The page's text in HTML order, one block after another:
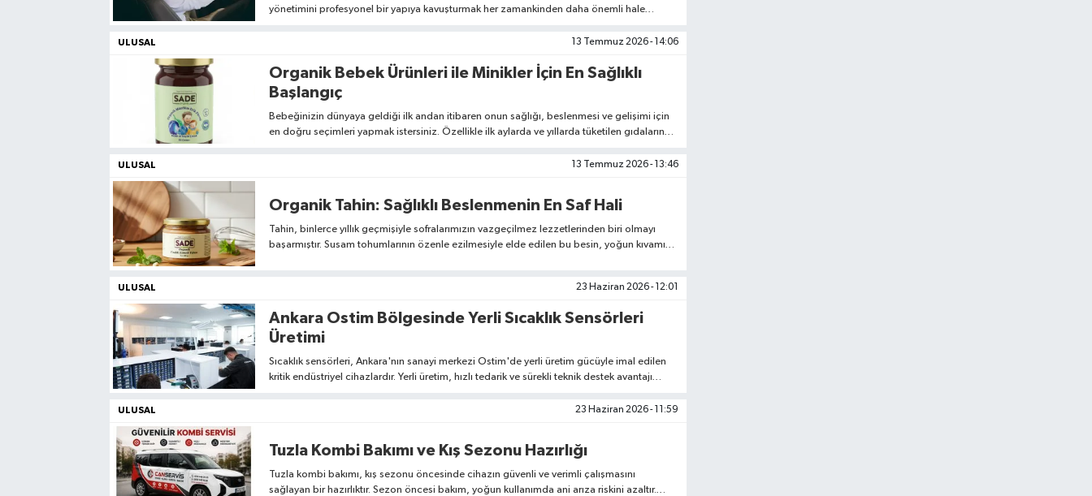
yönetimini profesyonel bir yapıya kavuşturmak her zamankinden daha önemli hale
ULUSAL 13 Temmuz 2026 - 14:06
Organik Bebek Ürünleri ile Minikler İçin En Sağlıklı
Başlangıç
Bebeğinizin dünyaya geldiği ilk andan itibaren onun sağlığı, beslenmesi ve gelişimi için
en doğru seçimleri yapmak istersiniz. Özellikle ilk aylarda ve yıllarda tüketilen gıdaların
ULUSAL 13 Temmuz 2026 - 13:46
Organik Tahin: Sağlıklı Beslenmenin En Saf Hali
Tahin, binlerce yıllık geçmişiyle sofralarımızın vazgeçilmez lezzetlerinden biri olmayı
başarmıştır. Susam tohumlarının özenle ezilmesiyle elde edilen bu besin, yoğun kıvamı
ULUSAL 23 Haziran 2026 - 12:01
Ankara Ostim Bölgesinde Yerli Sıcaklık Sensörleri
Üretimi
Sıcaklık sensörleri, Ankara'nın sanayi merkezi Ostim'de yerli üretim gücüyle imal edilen
kritik endüstriyel cihazlardır. Yerli üretim, hızlı tedarik ve sürekli teknik destek avantajı
ULUSAL 23 Haziran 2026 - 11:59
Tuzla Kombi Bakımı ve Kış Sezonu Hazırlığı
Tuzla kombi bakımı, kış sezonu öncesinde cihazın güvenli ve verimli çalışmasını
sağlayan bir hazırlıktır. Sezon öncesi bakım, yoğun kullanımda ani arıza riskini azaltır.